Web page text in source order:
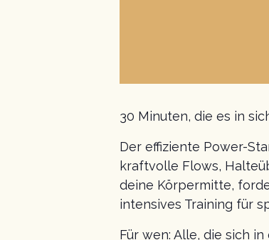
30 Minuten, die es in
Der effiziente Power-
kraftvolle Flows,
deine Körpermitte,
intensives Training für
Für wen: Alle, die sich